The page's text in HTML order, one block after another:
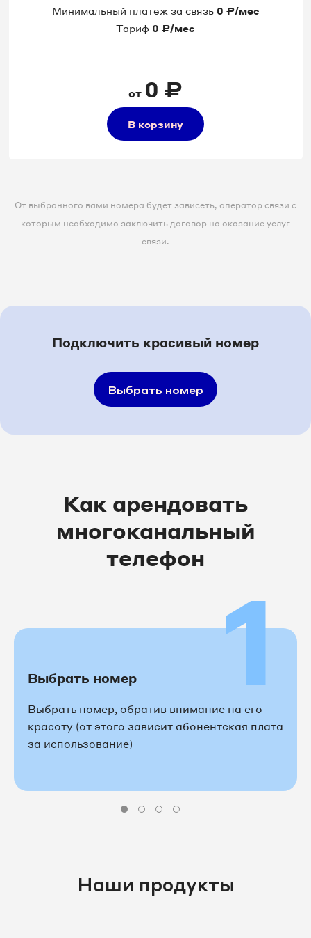
Минимальный платеж за связь 0 ₽/мес
Тариф 0 ₽/мес
от 0 ₽
В корзину
От выбранного вами номера будет зависеть, оператор связи с
которым необходимо заключить договор на оказание услуг
связи.
Подключить красивый номер
Выбрать номер
Как арендовать
многоканальный
телефон
1
Выбрать номер
Выбрать номер, обратив внимание на его
красоту (от этого зависит абонентская плата
за использование)
Наши продукты